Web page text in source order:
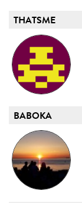
THATSME
BABOKA